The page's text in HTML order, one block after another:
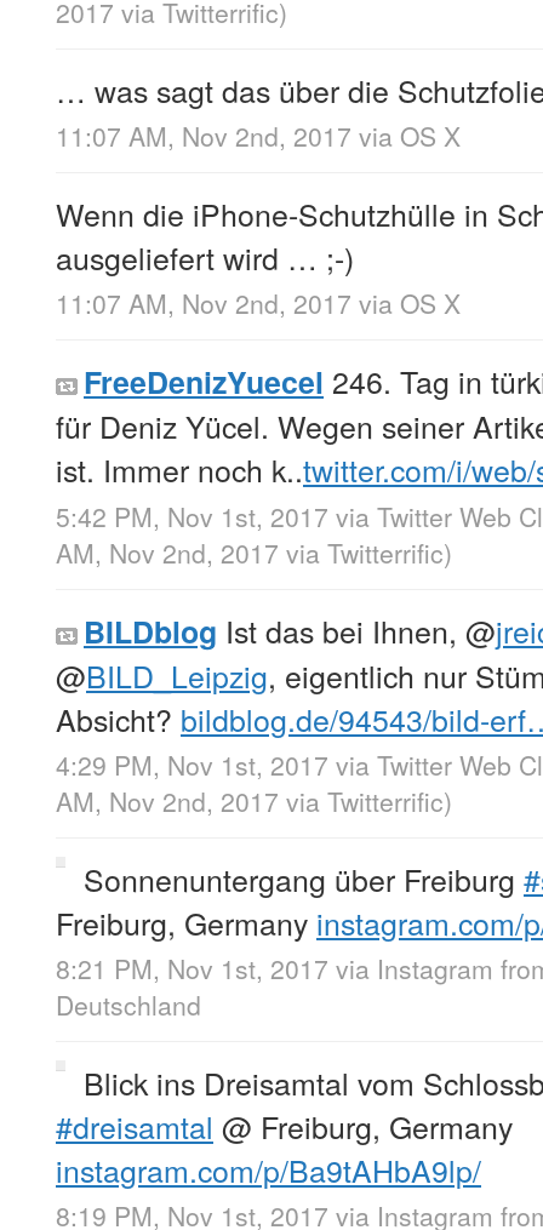
2017 via Twitterrific)
… was sagt das über die
11:07 AM, Nov 2nd, 2017 via OS X
Wenn die iPhone-Schutzhülle in
ausgeliefert wird … ;-)
11:07 AM, Nov 2nd, 2017 via OS X
FreeDenizYuecel 246. Tag in
für Deniz Yücel. Wegen seiner
ist. Immer noch k..twitter.com/i/
5:42 PM, Nov 1st, 2017 via Twitter Web
AM, Nov 2nd, 2017 via Twitterrific)
BILDblog Ist das bei Ihnen, @
@BILD_Leipzig, eigentlich nur
Absicht? bildblog.de/94543/bild-
4:29 PM, Nov 1st, 2017 via Twitter Web
AM, Nov 2nd, 2017 via Twitterrific)
Sonnenuntergang über Freiburg
Freiburg, Germany instagram.com/
8:21 PM, Nov 1st, 2017 via Instagram
Deutschland
Blick ins Dreisamtal vom
#dreisamtal @ Freiburg, Germany
instagram.com/p/Ba9tAHbA9lp/
8:19 PM, Nov 1st, 2017 via Instagram